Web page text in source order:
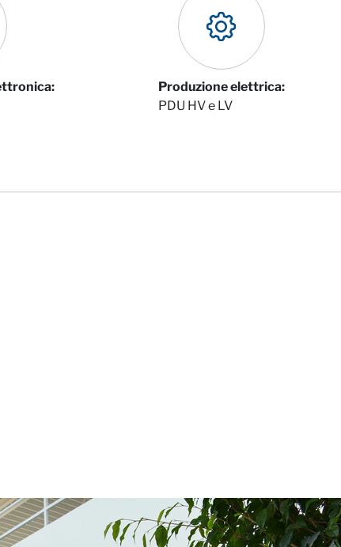
Produzione elettrica:
PDU HV e LV